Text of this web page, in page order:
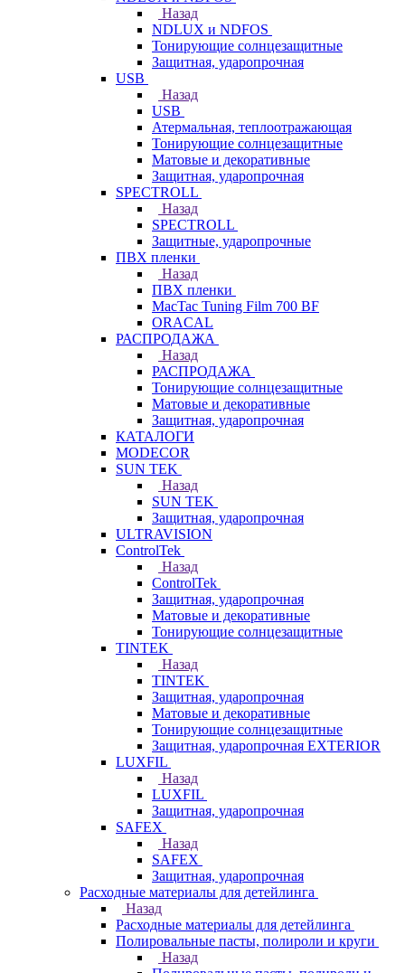
Назад
NDLUX и NDFOS
Тонирующие солнцезащитные
Защитная, ударопрочная
USB
Назад
USB
Атермальная, теплоотражающая
Тонирующие солнцезащитные
Матовые и декоративные
Защитная, ударопрочная
SPECTROLL
Назад
SPECTROLL
Защитные, ударопрочные
ПВХ пленки
Назад
ПВХ пленки
MacTac Tuning Film 700 BF
ORACAL
РАСПРОДАЖА
Назад
РАСПРОДАЖА
Тонирующие солнцезащитные
Матовые и декоративные
Защитная, ударопрочная
КАТАЛОГИ
MODECOR
SUN TEK
Назад
SUN TEK
Защитная, ударопрочная
ULTRAVISION
ControlTek
Назад
ControlTek
Защитная, ударопрочная
Матовые и декоративные
Тонирующие солнцезащитные
TINTEK
Назад
TINTEK
Защитная, ударопрочная
Матовые и декоративные
Тонирующие солнцезащитные
Защитная, ударопрочная EXTERIOR
LUXFIL
Назад
LUXFIL
Защитная, ударопрочная
SAFEX
Назад
SAFEX
Защитная, ударопрочная
Расходные материалы для детейлинга
Назад
Расходные материалы для детейлинга
Полировальные пасты, полироли и круги
Назад